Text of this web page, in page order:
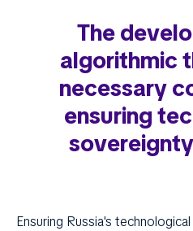
The
algorithmic
necessary
ensuring
Ensuring Russia's